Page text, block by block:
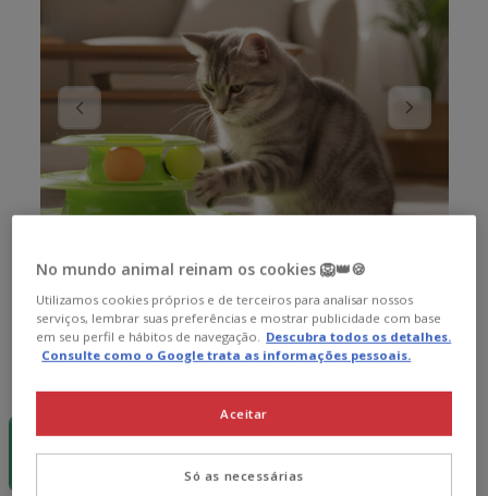
1 ud.
8.99€
No mundo animal reinam os cookies 🦁👑🍪
Utilizamos cookies próprios e de terceiros para analisar nossos
serviços, lembrar suas preferências e mostrar publicidade com base
em seu perfil e hábitos de navegação. Descubra todos os detalhes.
Consulte como o Google trata as informações pessoais.
Só as necessárias
Aceitar